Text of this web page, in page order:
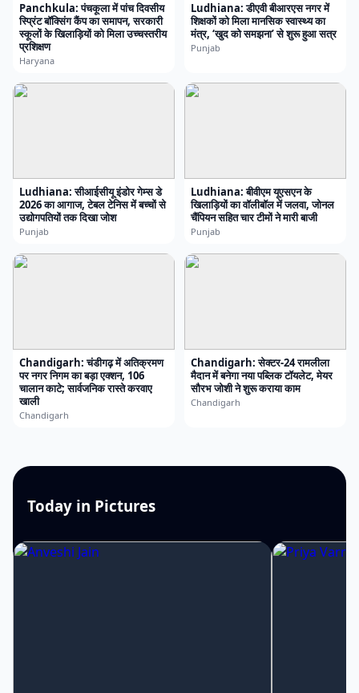
Panchkula: पंचकूला में पांच दिवसीय
स्प्रिंट बॉक्सिंग कैंप का समापन, सरकारी
स्कूलों के खिलाड़ियों को मिला उच्चस्तरीय
प्रशिक्षण
Haryana
Ludhiana: डीएवी बीआरएस नगर में
शिक्षकों को मिला मानसिक स्वास्थ्य का
मंत्र, ‘खुद को समझना’ से शुरू हुआ सत्र
Punjab
Ludhiana: सीआईसीयू इंडोर गेम्स डे
2026 का आगाज, टेबल टेनिस में बच्चों से
उद्योगपतियों तक दिखा जोश
Punjab
Ludhiana: बीवीएम यूएसएन के
खिलाड़ियों का वॉलीबॉल में जलवा, जोनल
चैंपियन सहित चार टीमों ने मारी बाजी
Punjab
Chandigarh: चंडीगढ़ में अतिक्रमण
पर नगर निगम का बड़ा एक्शन, 106
चालान काटे; सार्वजनिक रास्ते करवाए
खाली
Chandigarh
Chandigarh: सेक्टर-24 रामलीला
मैदान में बनेगा नया पब्लिक टॉयलेट, मेयर
सौरभ जोशी ने शुरू कराया काम
Chandigarh
Today in Pictures